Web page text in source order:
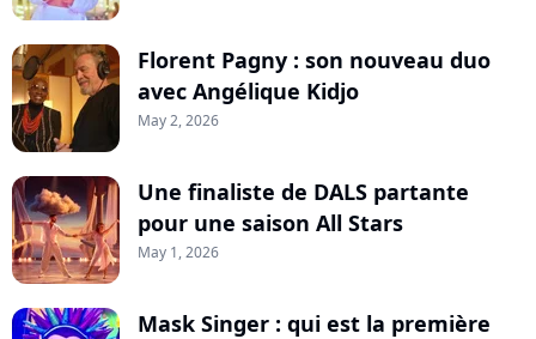
Florent Pagny : son nouveau duo
avec Angélique Kidjo
May 2, 2026
Une finaliste de DALS partante
pour une saison All Stars
May 1, 2026
Mask Singer : qui est la première